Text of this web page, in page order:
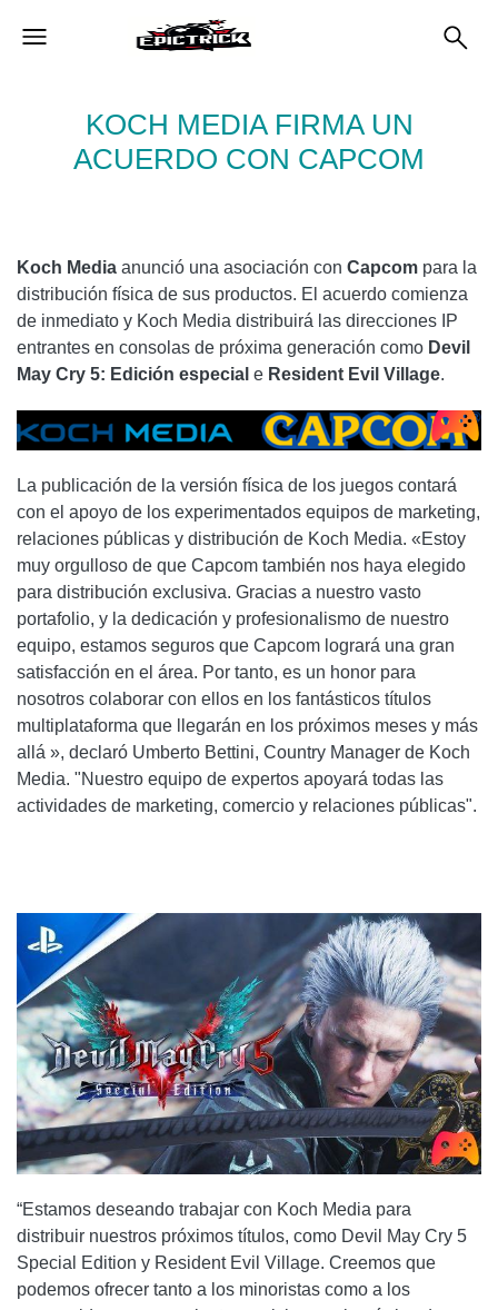
KOCH MEDIA FIRMA UN
ACUERDO CON CAPCOM
Koch Media anunció una asociación con Capcom para la
distribución física de sus productos. El acuerdo comienza
de inmediato y Koch Media distribuirá las direcciones IP
entrantes en consolas de próxima generación como Devil
May Cry 5: Edición especial e Resident Evil Village.
La publicación de la versión física de los juegos contará
con el apoyo de los experimentados equipos de marketing,
relaciones públicas y distribución de Koch Media. «Estoy
muy orgulloso de que Capcom también nos haya elegido
para distribución exclusiva. Gracias a nuestro vasto
portafolio, y la dedicación y profesionalismo de nuestro
equipo, estamos seguros que Capcom logrará una gran
satisfacción en el área. Por tanto, es un honor para
nosotros colaborar con ellos en los fantásticos títulos
multiplataforma que llegarán en los próximos meses y más
allá », declaró Umberto Bettini, Country Manager de Koch
Media. "Nuestro equipo de expertos apoyará todas las
actividades de marketing, comercio y relaciones públicas".
“Estamos deseando trabajar con Koch Media para
distribuir nuestros próximos títulos, como Devil May Cry 5
Special Edition y Resident Evil Village. Creemos que
podemos ofrecer tanto a los minoristas como a los